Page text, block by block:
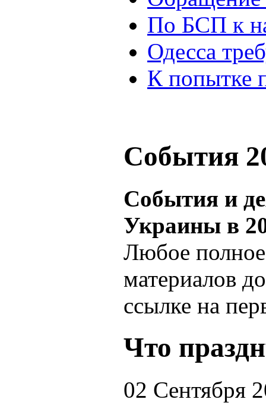
По БСП к
Одесса
К попытке
События
События и
Украины в
Любое полное
материалов
ссылке на
Что
02 Сентября